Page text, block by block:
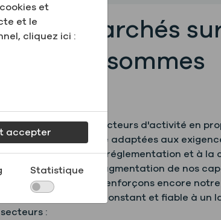
marchés
nous sommes
divers secteurs d'activité en
de haute pureté adaptées aux
applications, à la réglementation et à la
Grâce à l'augmentation de nos
aux États-Unis, nous renforçons encore
approvisionnement constant et fiable à un
:
et
et le
cliquez ici :
accepter
Statistique